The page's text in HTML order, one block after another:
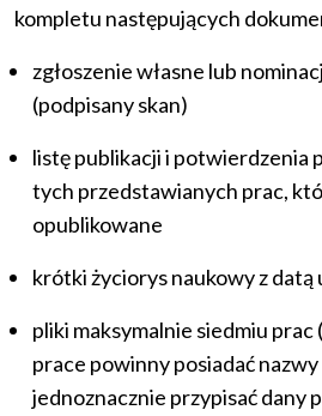
kompletu następujących
zgłoszenie własne lub
(podpisany skan)
listę publikacji i potwierdzenia
tych przedstawianych prac,
opublikowane
krótki życiorys naukowy z datą
pliki maksymalnie siedmiu prac
prace powinny posiadać
jednoznacznie przypisać dany